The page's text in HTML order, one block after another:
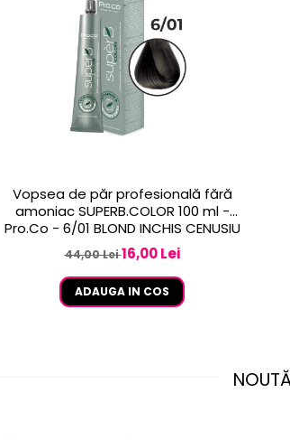
Vopsea de păr profesională fără
amoniac SUPERB.COLOR 100 ml -
Pro.Co - 6/01 BLOND INCHIS CENUSIU
44,00 Lei16,00 Lei
ADAUGA IN COS